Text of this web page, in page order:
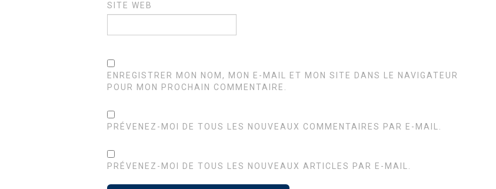
SITE WEB
ENREGISTRER MON NOM, MON E-MAIL ET MON SITE DANS LE NAVIGATEUR
POUR MON PROCHAIN COMMENTAIRE.
PRÉVENEZ-MOI DE TOUS LES NOUVEAUX COMMENTAIRES PAR E-MAIL.
PRÉVENEZ-MOI DE TOUS LES NOUVEAUX ARTICLES PAR E-MAIL.